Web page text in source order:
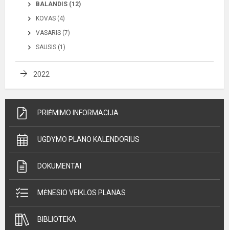
BALANDIS (12)
KOVAS (4)
VASARIS (7)
SAUSIS (1)
2022
PRIĖMIMO INFORMACIJA
UGDYMO PLANO KALENDORIUS
DOKUMENTAI
MĖNESIO VEIKLOS PLANAS
BIBLIOTEKA